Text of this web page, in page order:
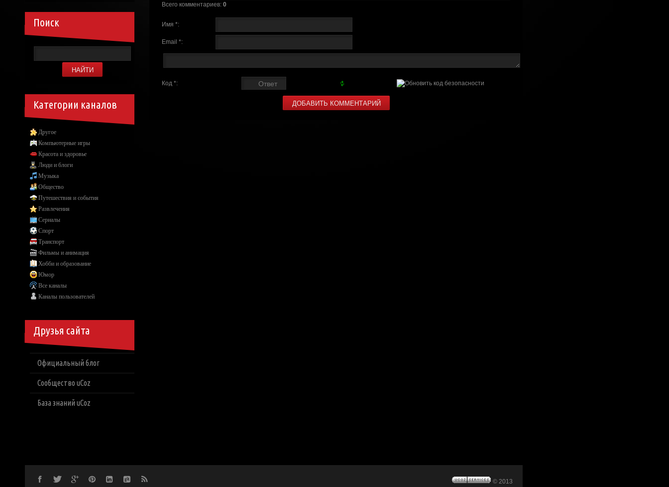
Всего комментариев: 0
Имя *:
Email *:
Код *:
Поиск
Категории каналов
Другое
Компьютерные игры
Красота и здоровье
Люди и блоги
Музыка
Общество
Путешествия и события
Развлечения
Сериалы
Спорт
Транспорт
Фильмы и анимация
Хобби и образование
Юмор
Все каналы
Каналы пользователей
Друзья сайта
Официальный блог
Сообщество uCoz
База знаний uCoz
© 2013